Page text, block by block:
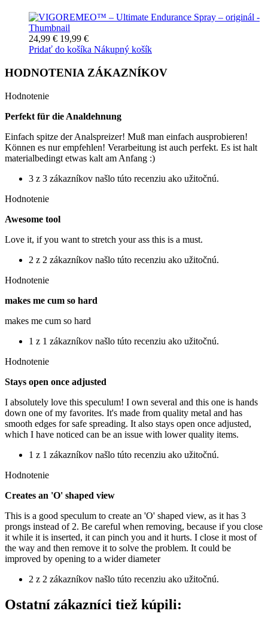
24,99 € 19,99 €
Pridať do košíka Nákupný košík
HODNOTENIA ZÁKAZNÍKOV
Hodnotenie
Perfekt für die Analdehnung
Einfach spitze der Analspreizer! Muß man einfach ausprobieren!
Können es nur empfehlen! Verarbeitung ist auch perfekt. Es ist halt
materialbedingt etwas kalt am Anfang :)
3 z 3 zákazníkov našlo túto recenziu ako užitočnú.
Hodnotenie
Awesome tool
Love it, if you want to stretch your ass this is a must.
2 z 2 zákazníkov našlo túto recenziu ako užitočnú.
Hodnotenie
makes me cum so hard
makes me cum so hard
1 z 1 zákazníkov našlo túto recenziu ako užitočnú.
Hodnotenie
Stays open once adjusted
I absolutely love this speculum! I own several and this one is hands
down one of my favorites. It's made from quality metal and has
smooth edges for safe spreading. It also stays open once adjusted,
which I have noticed can be an issue with lower quality items.
1 z 1 zákazníkov našlo túto recenziu ako užitočnú.
Hodnotenie
Creates an 'O' shaped view
This is a good speculum to create an 'O' shaped view, as it has 3
prongs instead of 2. Be careful when removing, because if you close
it while it is inserted, it can pinch you and it hurts. I close it most of
the way and then remove it to solve the problem. It could be
improved by opening to a wider diameter
2 z 2 zákazníkov našlo túto recenziu ako užitočnú.
Ostatní zákazníci tiež kúpili: